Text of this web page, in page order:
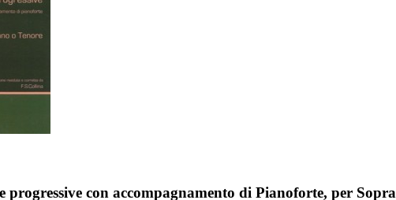
progressive con accompagnamento di Pianoforte, per